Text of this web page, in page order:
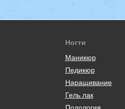
Ногти
Маникюр
Педикюр
Наращивание
Гель лак